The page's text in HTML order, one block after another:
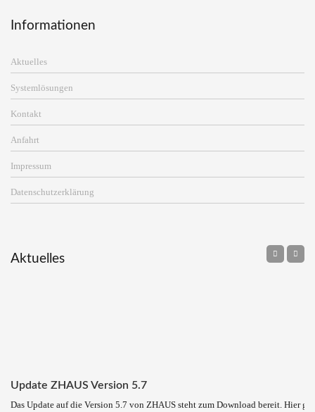
Informationen
Aktuelles
Systemlösungen
Kontakt
Anfahrt
Impressum
Datenschutzerklärung
Aktuelles
Update ZHAUS Version 5.7
Das Update auf die Version 5.7 von ZHAUS steht zum Download bereit. Hier